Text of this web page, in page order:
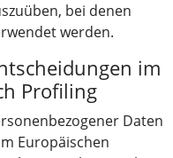
bei denen
werden.
im
Profiling
Daten
Europäischen